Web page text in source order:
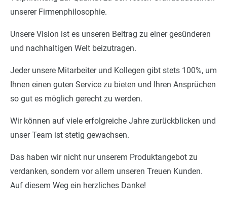
unserer Firmenphilosophie.
Unsere Vision ist es unseren Beitrag zu einer gesünderen
und nachhaltigen Welt beizutragen.
Jeder unsere Mitarbeiter und Kollegen gibt stets 100%, um
Ihnen einen guten Service zu bieten und Ihren Ansprüchen
so gut es möglich gerecht zu werden.
Wir können auf viele erfolgreiche Jahre zurückblicken und
unser Team ist stetig gewachsen.
Das haben wir nicht nur unserem Produktangebot zu
verdanken, sondern vor allem unseren Treuen Kunden.
Auf diesem Weg ein herzliches Danke!